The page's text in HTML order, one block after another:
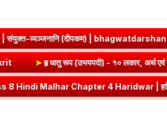
| bhagwatdarshan.com ➤ज्ञा धातु
Dhatu Roop in Sanskrit ➤हृ धातु रूप
4 Haridwar | हरिद्वार पाठ का सारांश एवं